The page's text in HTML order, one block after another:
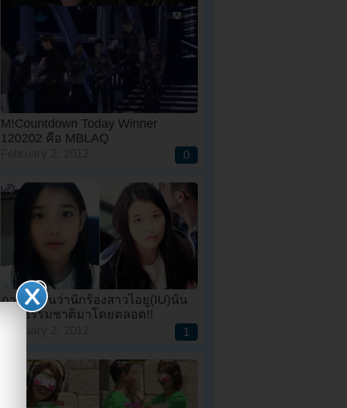
M!Countdown Today Winner
120202 คือ MBLAQ
0
ภาพยืนยันว่านักร้องสาวไอยู(IU)นั้น
สวยธรรมชาติมาโดยตลอด!!
1